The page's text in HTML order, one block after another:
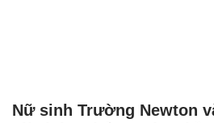
Nữ sinh Trường Newton